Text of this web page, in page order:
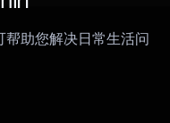
助您解决日常生活问